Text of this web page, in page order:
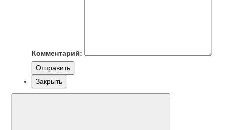
Комментарий:
Отправить
Закрыть